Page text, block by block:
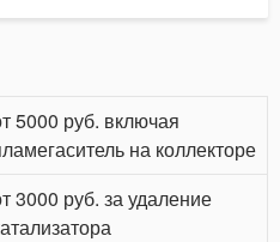
5000 руб. включая
на коллекторе
3000 руб. за удаление